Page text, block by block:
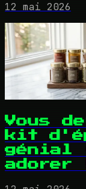
12 mai 2026
Vous
kit
génial
adorer